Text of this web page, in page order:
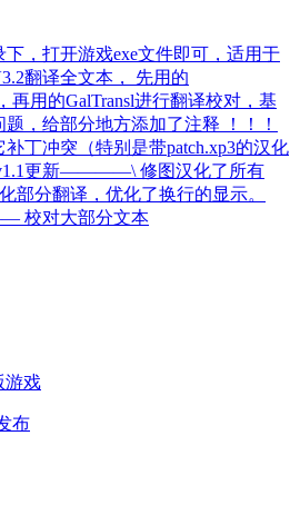
，打开游戏exe文件即可，适用于
翻译全文本， 先用的
再用的GalTransl进行翻译校对，基
，给部分地方添加了注释 ！！！
丁冲突（特别是带patch.xp3的汉化
更新————\ 修图汉化了所有
部分翻译，优化了换行的显示。
对大部分文本
游戏
布